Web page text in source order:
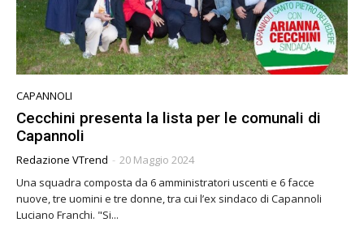
CAPANNOLI
Cecchini presenta la lista per le comunali di
Capannoli
Redazione VTrend - 20 Maggio 2024
Una squadra composta da 6 amministratori uscenti e 6 facce
nuove, tre uomini e tre donne, tra cui l’ex sindaco di Capannoli
Luciano Franchi. "Si...